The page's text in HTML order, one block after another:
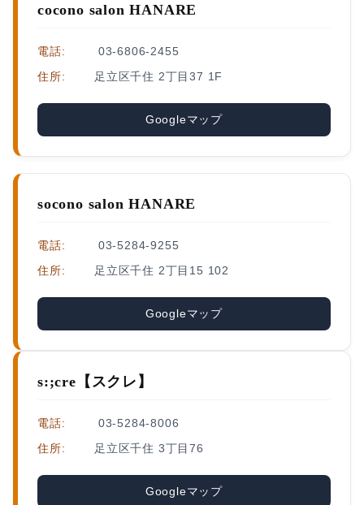
cocono salon HANARE
電話:
03-6806-2455
住所:
足立区千住 2丁目37 1F
Googleマップ
socono salon HANARE
電話:
03-5284-9255
住所:
足立区千住 2丁目15 102
Googleマップ
s:;cre【スクレ】
電話:
03-5284-8006
住所:
足立区千住 3丁目76
Googleマップ